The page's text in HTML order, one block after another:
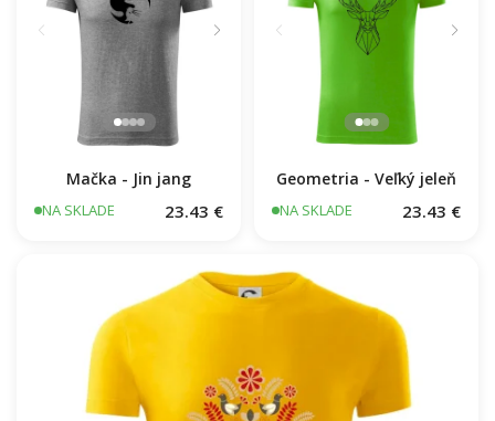
Mačka - Jin jang
NA SKLADE 23.43 €
Geometria - Veľký jeleň
NA SKLADE 23.43 €